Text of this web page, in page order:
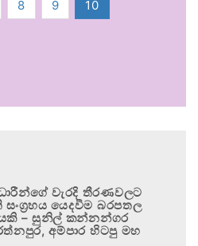
8 9 10
වැරදි තීරණවලට
යෙදවීම බරපතල
– සුනිල් කන්නන්ගර
අම්පාර හිටපු මහ